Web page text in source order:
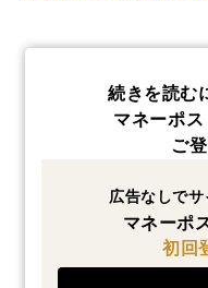
続きを読む
マネーポ
ご
広告なしで
マネーポ
初回